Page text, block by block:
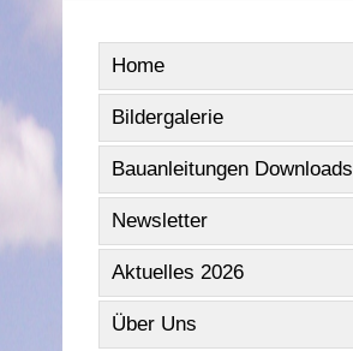
Home
Bildergalerie
Bauanleitungen Downloads
Newsletter
Aktuelles 2026
Über Uns